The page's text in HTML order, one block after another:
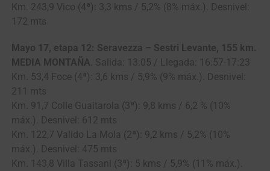
Km. 243,9 Vico (4ª): 3,3 kms / 5,2% (8% máx.). Desnivel:
172 mts
Mayo 17, etapa 12: Seravezza – Sestri Levante, 155 km.
MEDIA MONTAÑA . Salida: 13:05 / Llegada: 16:57-17:23
Km. 53,4 Foce (4ª): 3,6 kms / 5,9% (9% máx.). Desnivel:
211 mts
Km. 91,7 Colle Guaitarola (3ª): 9,8 kms / 6,2 % (10%
máx.). Desnivel: 612 mts
Km. 122,7 Valido La Mola (2ª): 9,2 kms / 5,2% (10%
máx.). Desnivel: 475 mts
Km. 143,8 Villa Tassani (3ª): 5 kms / 5,9% (11% máx.).